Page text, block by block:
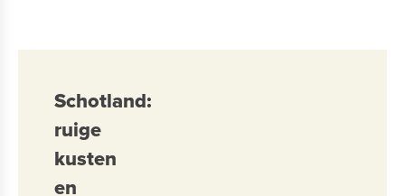
Schotland:
ruige
kusten
en